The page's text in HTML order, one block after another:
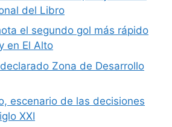
del Libro
el segundo gol más rápido
en El Alto
Zona de Desarrollo
escenario de las decisiones
XXI